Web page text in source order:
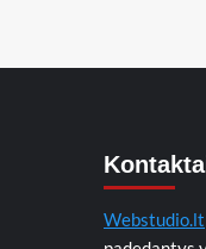
Webstudio.lt